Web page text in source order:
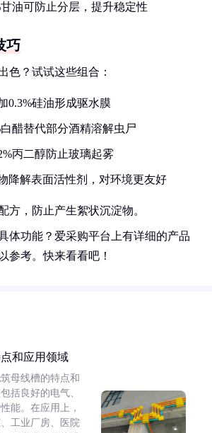
甘油可防止分层，提升稳定性
巧
色？试试这些组合：
0.3%硅油形成驱水膜
白醋替代部分酒精溶解虫尸
丙二醇防止玻璃起雾
降解表面活性剂，对环境更友好
方，防止产生絮状沉淀物。
体功能？爱采购平台上有详细的产品
参考。快来看看吧！
和应用领域
母线槽的特点和
括良好的电气、
能。在应用上，
工业厂房、医院